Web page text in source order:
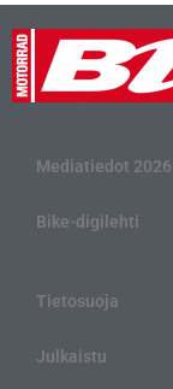
Mediatiedot 2026
Bike-digilehti
Tietosuoja
Julkaistu